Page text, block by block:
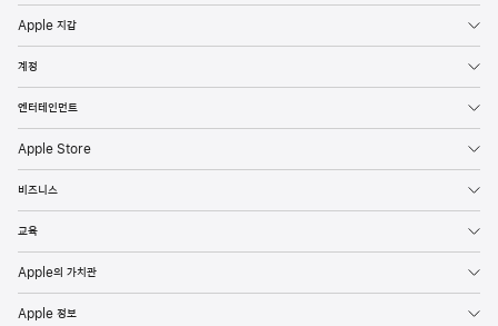
Apple 지갑
계정
엔터테인먼트
Apple Store
비즈니스
교육
Apple의 가치관
Apple 정보